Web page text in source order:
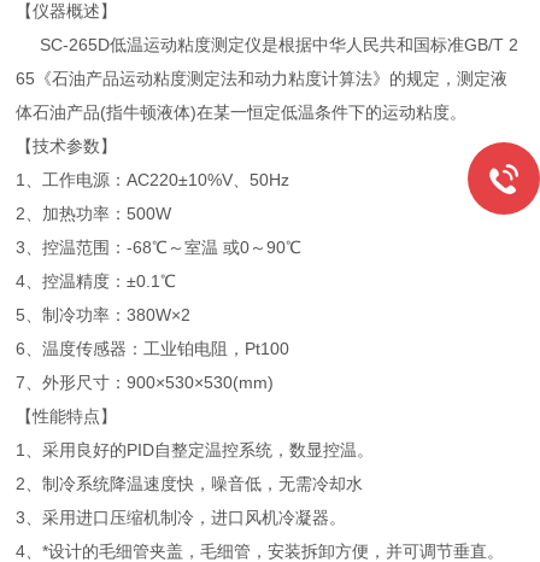
【仪器概述】
SC-265D低温运动粘度测定仪是根据中华人民共和国标准GB/T 2
65《石油产品运动粘度测定法和动力粘度计算法》的规定，测定液
体石油产品(指牛顿液体)在某一恒定低温条件下的运动粘度。
【技术参数】
1、工作电源：AC220±10%V、50Hz
2、加热功率：500W
3、控温范围：-68℃～室温 或0～90℃
4、控温精度：±0.1℃
5、制冷功率：380W×2
6、温度传感器：工业铂电阻，Pt100
7、外形尺寸：900×530×530(mm)
【性能特点】
1、采用良好的PID自整定温控系统，数显控温。
2、制冷系统降温速度快，噪音低，无需冷却水
3、采用进口压缩机制冷，进口风机冷凝器。
4、*设计的毛细管夹盖，毛细管，安装拆卸方便，并可调节垂直。